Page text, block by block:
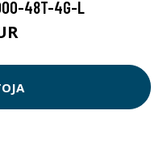
48T-4G-L